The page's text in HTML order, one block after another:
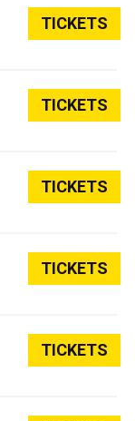
TICKETS
TICKETS
TICKETS
TICKETS
TICKETS